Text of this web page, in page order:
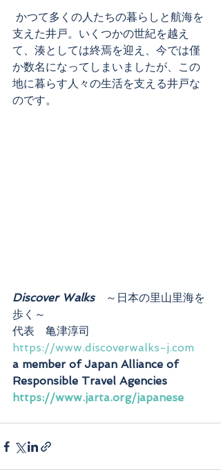
支えた井戸。いくつかの世紀を越え
て、湊としては終焉を迎え、今では僅
か数名になってしまいましたが、この
地に暮らす人々の生活を支える井戸な
のです。
Discover Walks ～日本の里山里海を
歩く～
代表　亀津淳司
https://www.discoverwalks-j.com
a member of Japan Alliance of
Responsible Travel Agencies
https://www.jarta.org/japanese